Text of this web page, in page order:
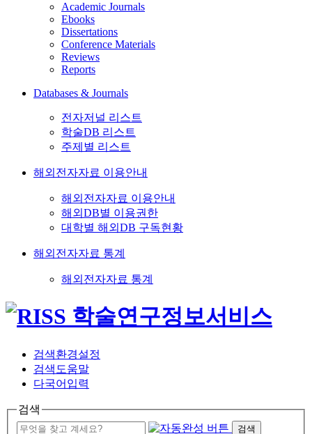
Academic Journals
Ebooks
Dissertations
Conference Materials
Reviews
Reports
Databases & Journals
전자저널 리스트
학술DB 리스트
주제별 리스트
해외전자자료 이용안내
해외전자자료 이용안내
해외DB별 이용권한
대학별 해외DB 구독현황
해외전자자료 통계
해외전자자료 통계
검색환경설정
검색도움말
다국어입력
검색
검색